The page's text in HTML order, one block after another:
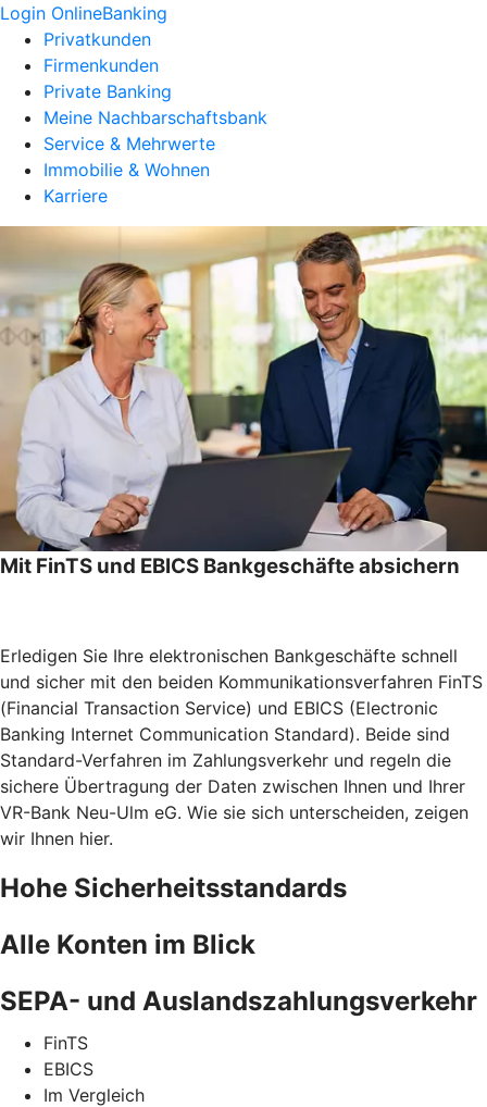
Login OnlineBanking
Privatkunden
Firmenkunden
Private Banking
Meine Nachbarschaftsbank
Service & Mehrwerte
Immobilie & Wohnen
Karriere
Mit FinTS und EBICS Bankgeschäfte absichern
Erledigen Sie Ihre elektronischen Bankgeschäfte schnell
und sicher mit den beiden Kommunikationsverfahren FinTS
(Financial Transaction Service) und EBICS (Electronic
Banking Internet Communication Standard). Beide sind
Standard-Verfahren im Zahlungsverkehr und regeln die
sichere Übertragung der Daten zwischen Ihnen und Ihrer
VR-Bank Neu-Ulm eG. Wie sie sich unterscheiden, zeigen
wir Ihnen hier.
Hohe Sicherheitsstandards
Alle Konten im Blick
SEPA- und Auslandszahlungsverkehr
FinTS
EBICS
Im Vergleich